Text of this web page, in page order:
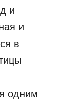
и
и
в
одним